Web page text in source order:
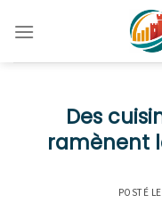
Des
ramènent
POSTÉ LE